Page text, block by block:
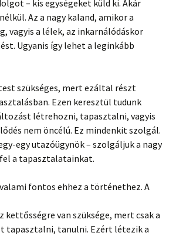
– kis egységeket küld ki. Akár
Az a nagy kaland, amikor a
vagyis a lélek, az inkarnálódáskor
Ugyanis így lehet a leginkább
szükséges, mert ezáltal részt
Ezen keresztül tudunk
létrehozni, tapasztalni, vagyis
nem öncélú. Ez mindenkit szolgál.
egy utazóügynök – szolgáljuk a nagy
a tapasztalatainkat.
fontos ehhez a történethez. A
kettősségre van szüksége, mert csak a
tapasztalni, tanulni. Ezért létezik a